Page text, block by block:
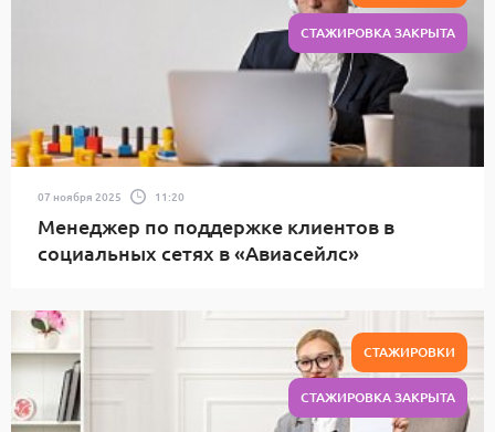
СТАЖИРОВКА ЗАКРЫТА
07 ноября 2025 11:20
Менеджер по поддержке клиентов в
социальных сетях в «Авиасейлс»
СТАЖИРОВКИ
СТАЖИРОВКА ЗАКРЫТА